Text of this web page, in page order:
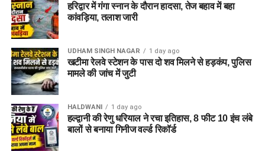
भोलेनाथ से मांगा आशीर्वाद
हरिद्वार में गंगा स्नान के दौरान हादसा, तेज बहाव में बहा
कांवड़िया, तलाश जारी
UDHAM SINGH NAGAR 1 day ago
खटीमा रेलवे स्टेशन के पास दो शव मिलने से हड़कंप, पुलिस
मामले की जांच में जुटी
HALDWANI 1 day ago
हल्द्वानी की रेणु धरियाल ने रचा इतिहास, 8 फीट 10 इंच लंबे
बालों से बनाया गिनीज वर्ल्ड रिकॉर्ड